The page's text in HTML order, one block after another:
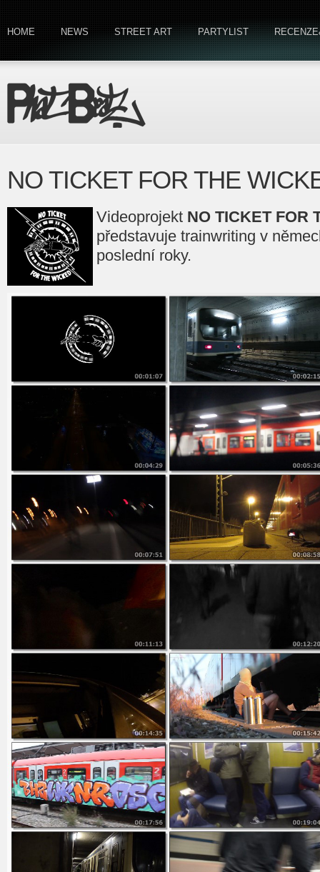
HOME NEWS STREET ART PARTYLIST
NO TICKET FOR THE
Videoprojekt NO TICKET FOR
představuje trainwriting v
poslední roky.